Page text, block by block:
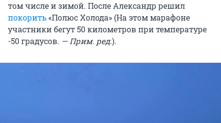
том числе и зимой. После Александр решил
покорить«Полюс Холода» (На этом марафоне
участники бегут 50 километров при температуре
-50 градусов. — Прим. ред.).